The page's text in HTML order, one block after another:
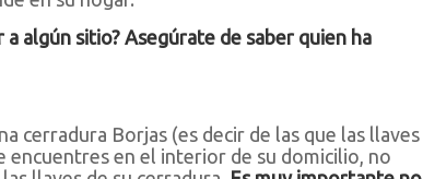
algún sitio? Asegúrate de saber quien ha
cerradura Borjas (es decir de las que las llaves
en el interior de su domicilio, no